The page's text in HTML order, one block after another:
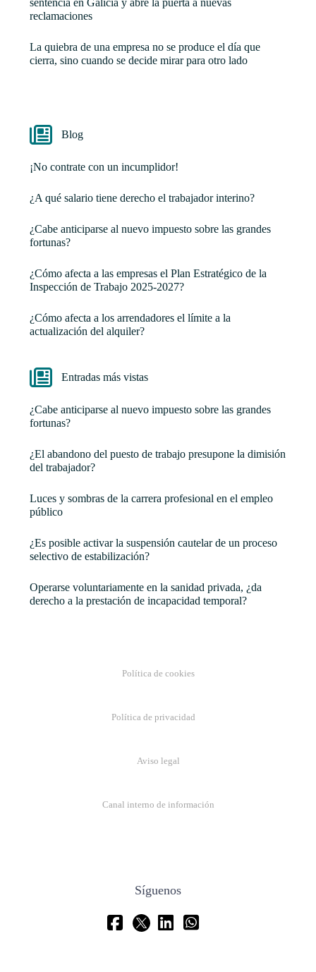
reclamaciones
La quiebra de una empresa no se produce el día que
cierra, sino cuando se decide mirar para otro lado
Blog
¡No contrate con un incumplidor!
¿A qué salario tiene derecho el trabajador interino?
¿Cabe anticiparse al nuevo impuesto sobre las grandes
fortunas?
¿Cómo afecta a las empresas el Plan Estratégico de la
Inspección de Trabajo 2025-2027?
¿Cómo afecta a los arrendadores el límite a la
actualización del alquiler?
Entradas más vistas
¿Cabe anticiparse al nuevo impuesto sobre las grandes
fortunas?
¿El abandono del puesto de trabajo presupone la dimisión
del trabajador?
Luces y sombras de la carrera profesional en el empleo
público
¿Es posible activar la suspensión cautelar de un proceso
selectivo de estabilización?
Operarse voluntariamente en la sanidad privada, ¿da
derecho a la prestación de incapacidad temporal?
Política de cookies
Política de privacidad
Aviso legal
Canal interno de información
Síguenos